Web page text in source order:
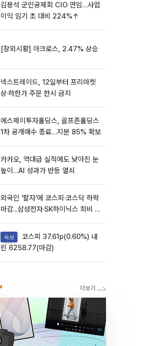
김용석 군인공제회 CIO 연임…사업
이익 임기 초 대비 224%↑
[장외시황] 아크로스, 2.47% 상승
넥스트레이드, 12일부터 프리마켓
상·하한가 주문 한시 금지
에스제이투자홀딩스, 골프존홀딩스
1차 공개매수 종료…지분 85% 확보
카카오, 역대급 실적에도 낮아진 눈
높이…AI 성과가 반등 열쇠
외국인 '팔자'에 코스피·코스닥 하락
마감...삼성전자·SK하이닉스 희비 갈
속보
린 6258.77(마감)